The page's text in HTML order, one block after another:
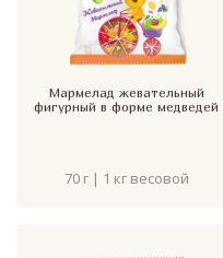
Мармелад жевательный
фигурный в форме медведей
70 г | 1 кг весовой